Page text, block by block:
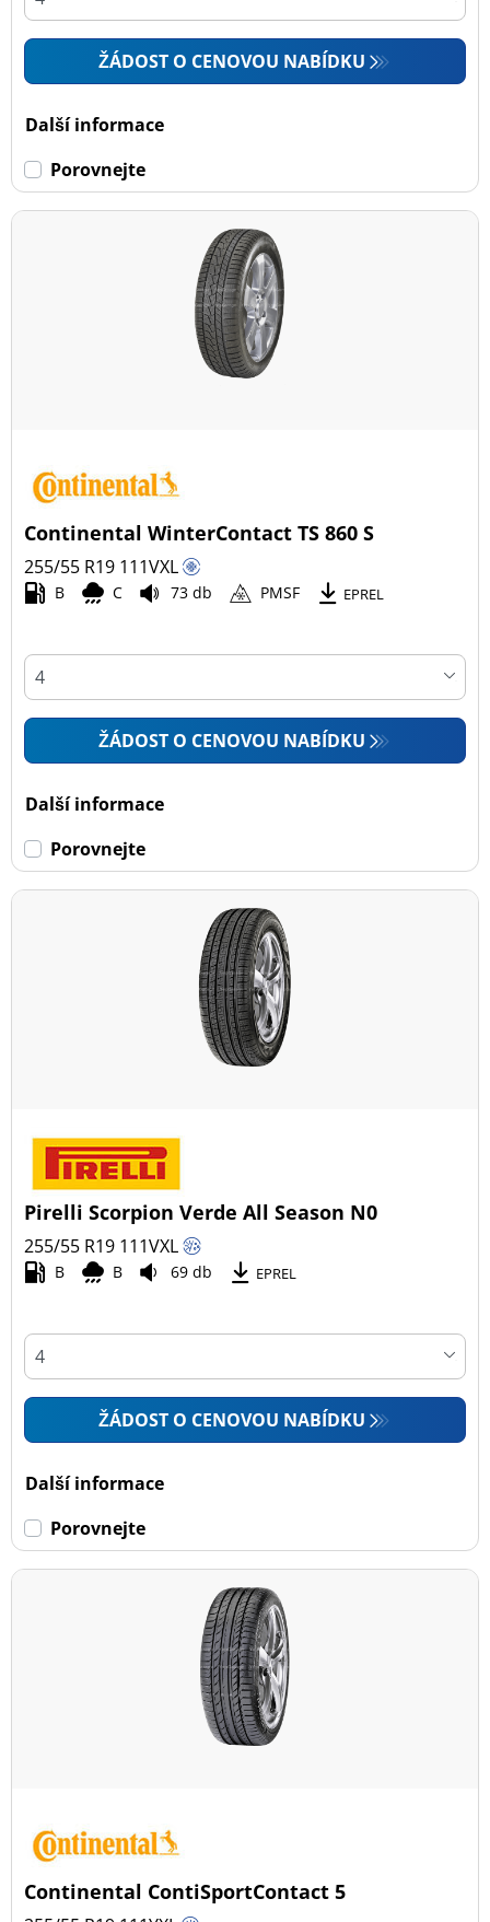
ŽÁDOST O CENOVOU NABÍDKU
Další informace
Porovnejte
Continental WinterContact TS 860 S
255/55 R19 111VXL
B C 73 db PMSF EPREL
ŽÁDOST O CENOVOU NABÍDKU
Další informace
Porovnejte
Pirelli Scorpion Verde All Season N0
255/55 R19 111VXL
B B 69 db EPREL
ŽÁDOST O CENOVOU NABÍDKU
Další informace
Porovnejte
Continental ContiSportContact 5